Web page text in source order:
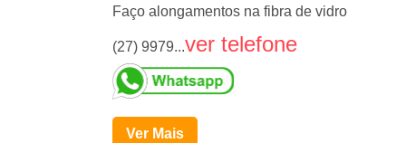
Faço alongamentos na fibra de vidro
(27) 9979...ver telefone
Ver Mais